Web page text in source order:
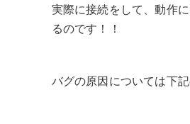
実際に接続をして、動作
るのです！！
バグの原因については下